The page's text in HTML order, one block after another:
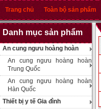
Trang chủ Toàn bộ sản phẩm
Danh mục sản phẩm
An cung ngưu hoàng hoàn
An cung ngưu hoàng hoàn
Trung Quốc
An cung ngưu hoàng hoàn
Hàn Quốc
Thiết bị y tế Gia đình